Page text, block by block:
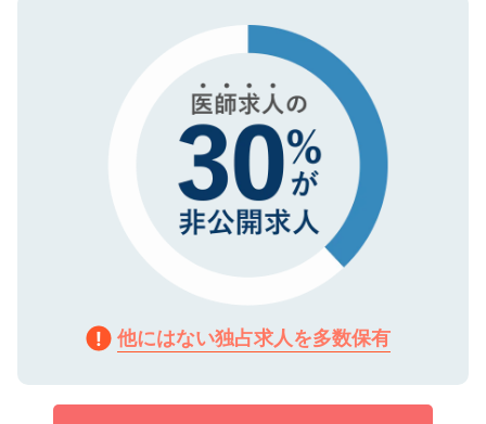
で、機密保持に関してもご安心ください。
他にはない独占求人を多数保有